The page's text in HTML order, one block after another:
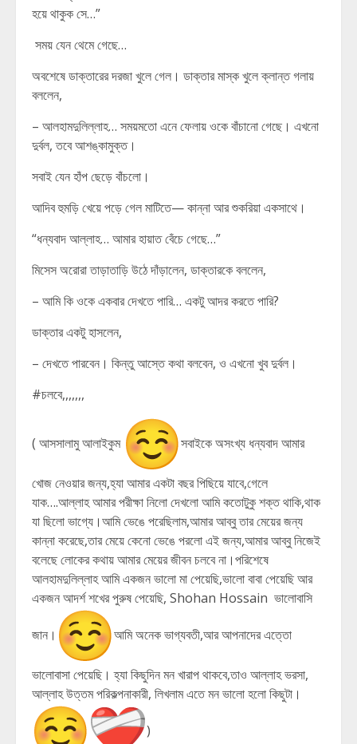
হয়ে থাকুক সে…”
সময় যেন থেমে গেছে…
অবশেষে ডাক্তারের দরজা খুলে গেল। ডাক্তার মাস্ক খুলে ক্লান্ত গলায়
বললেন,
– আলহামদুলিল্লাহ… সময়মতো এনে ফেলায় ওকে বাঁচানো গেছে। এখনো
দুর্বল, তবে আশঙ্কামুক্ত।
সবাই যেন হাঁপ ছেড়ে বাঁচলো।
আদিব হুমড়ি খেয়ে পড়ে গেল মাটিতে— কান্না আর শুকরিয়া একসাথে।
“ধন্যবাদ আল্লাহ… আমার হায়াত বেঁচে গেছে…”
মিসেস অরোরা তাড়াতাড়ি উঠে দাঁড়ালেন, ডাক্তারকে বললেন,
– আমি কি ওকে একবার দেখতে পারি… একটু আদর করতে পারি?
ডাক্তার একটু হাসলেন,
– দেখতে পারবেন। কিন্তু আস্তে কথা বলবেন, ও এখনো খুব দুর্বল।
#চলবে,,,,,,,
( আসসালামু আলাইকুম সবাইকে অসংখ্য ধন্যবাদ আমার
খোজ নেওয়ার জন্য,হ্যা আমার একটা বছর পিছিয়ে যাবে,গেলে
যাক….আল্লাহ আমার পরীক্ষা নিলো দেখলো আমি কতোটুকু শক্ত থাকি,থাক
যা ছিলো ভাগ্যে।আমি ভেঙে পরেছিলাম,আমার আব্বু তার মেয়ের জন্য
কান্না করেছে,তার মেয়ে কেনো ভেঙে পরলো এই জন্য,আমার আব্বু নিজেই
বলেছে লোকের কথায় আমার মেয়ের জীবন চলবে না।পরিশেষে
আলহামদুলিল্লাহ আমি একজন ভালো মা পেয়েছি,ভালো বাবা পেয়েছি আর
একজন আদর্শ শখের পুরুষ পেয়েছি, Shohan Hossain ভালোবাসি
জান। আমি অনেক ভাগ্যবতী,আর আপনাদের এত্তো
ভালোবাসা পেয়েছি। হ্যা কিছুদিন মন খারাপ থাকবে,তাও আল্লাহ ভরসা,
আল্লাহ উত্তম পরিকল্পনাকারী, লিখলাম এতে মন ভালো হলো কিছুটা।
)